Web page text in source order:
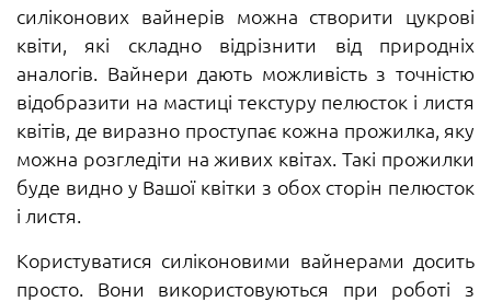
силіконових вайнерів можна створити цукрові
квіти, які складно відрізнити від природніх
аналогів. Вайнери дають можливість з точністю
відобразити на мастиці текстуру пелюсток і листя
квітів, де виразно проступає кожна прожилка, яку
можна розгледіти на живих квітах. Такі прожилки
буде видно у Вашої квітки з обох сторін пелюсток
і листя.
Користуватися силіконовими вайнерами досить
просто. Вони використовуються при роботі з